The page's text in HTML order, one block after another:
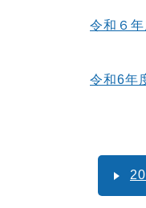
令和６
令和6年